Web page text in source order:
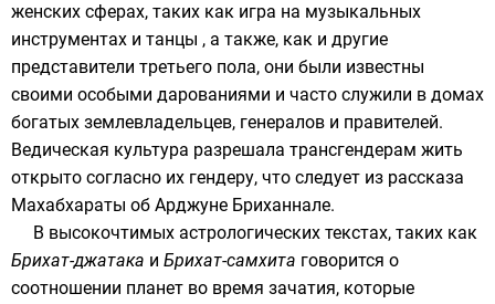
женских сферах, таких как игра на музыкальных
инструментах и танцы , а также, как и другие
представители третьего пола, они были известны
своими особыми дарованиями и часто служили в домах
богатых землевладельцев, генералов и правителей.
Ведическая культура разрешала трансгендерам жить
открыто согласно их гендеру, что следует из рассказа
Махабхараты об Арджуне Бриханнале.
В высокочтимых астрологических текстах, таких как
Брихат-джатака и Брихат-самхита говорится о
соотношении планет во время зачатия, которые